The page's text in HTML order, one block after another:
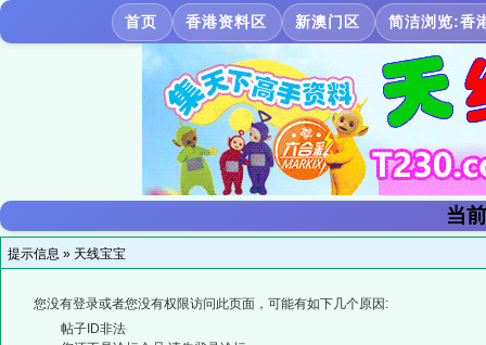
首页 香港资料区 新澳门区 简洁浏览:香
当
提示信息 » 天线宝宝
您没有登录或者您没有权限访问此页面，可能有如下几个原因:
帖子ID非法